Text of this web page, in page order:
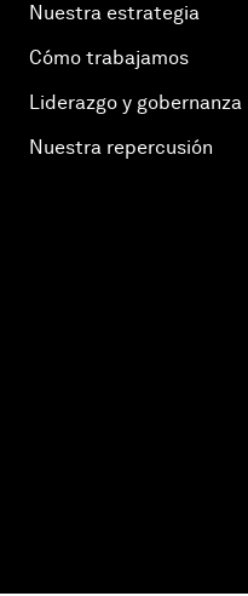
Nuestra estrategia
Cómo trabajamos
Liderazgo y gobernanza
Nuestra repercusión